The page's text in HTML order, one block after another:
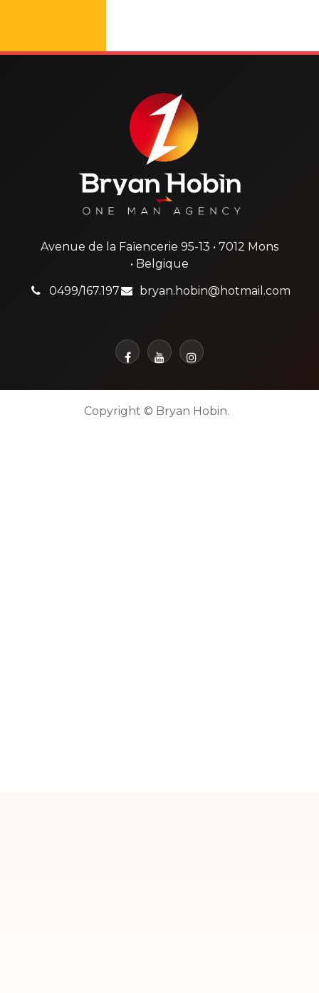
Avenue de la Faïencerie 95-13 • 7012 Mons
• Belgique
0499/167.197
bryan.hobin@hotmail.com
Copyright © Bryan Hobin.